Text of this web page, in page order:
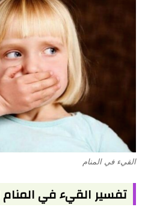
القيء في المنام
تفسير القيء في المنام